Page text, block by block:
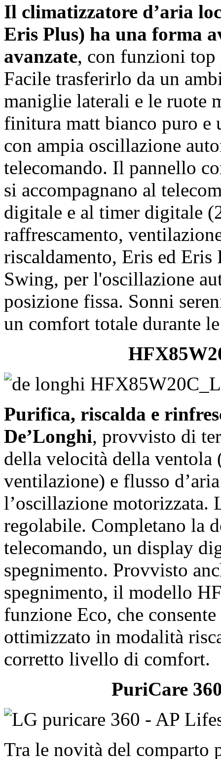
Il climatizzatore d’aria
Eris Plus) ha una forma
avanzate, con funzioni top
Facile trasferirlo da un
maniglie laterali e le ruote
finitura matt bianco puro e
con ampia oscillazione
telecomando. Il pannello
si accompagnano al
digitale e al timer digitale
raffrescamento,
riscaldamento, Eris ed
Swing, per l'oscillazione
posizione fissa. Sonni
un comfort totale durante
Purifica, riscalda e
De’Longhi, provvisto di
della velocità della
ventilazione) e flusso
l’oscillazione motorizzata.
regolabile. Completano la
telecomando, un display
spegnimento. Provvisto
spegnimento, il modello
funzione Eco, che
ottimizzato in modalità
corretto livello di comfort.
PuriCare
Tra le novità del comparto